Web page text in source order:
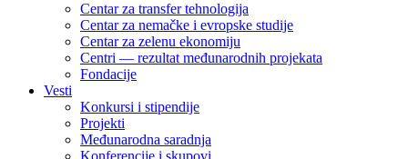
Centar za transfer tehnologija
Centar za nemačke i evropske studije
Centar za zelenu ekonomiju
Centri — rezultat međunarodnih projekata
Fondacije
Vesti
Konkursi i stipendije
Projekti
Međunarodna saradnja
Konferencije i skupovi